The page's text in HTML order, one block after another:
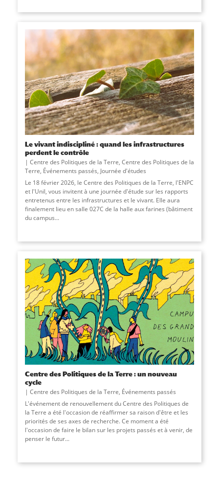
Le vivant indiscipliné : quand les infrastructures
perdent le contrôle
Centre des Politiques de la Terre, Centre des Politiques de la
Terre, Événements passés, Journée d'études
Le 18 février 2026, le Centre des Politiques de la Terre, l'ENPC
et l'Unil, vous invitent à une journée d'étude sur les rapports
entretenus entre les infrastructures et le vivant. Elle aura
finalement lieu en salle 027C de la halle aux farines (bâtiment
du campus...
Centre des Politiques de la Terre : un nouveau
cycle
Centre des Politiques de la Terre, Événements passés
L'événement de renouvellement du Centre des Politiques de
la Terre a été l'occasion de réaffirmer sa raison d'être et les
priorités de ses axes de recherche. Ce moment a été
l'occasion de faire le bilan sur les projets passés et à venir, de
penser le futur...